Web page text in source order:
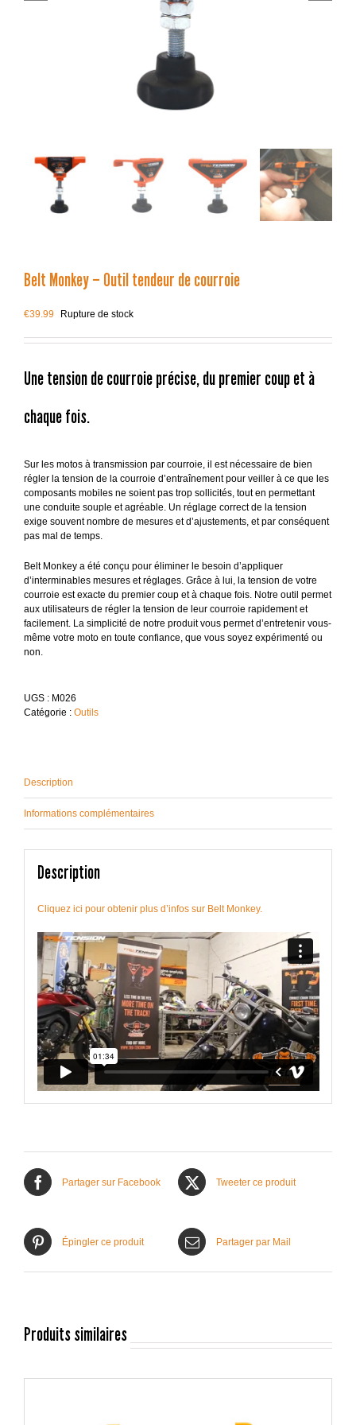
Belt Monkey – Outil tendeur de courroie
€39.99 Rupture de stock
Une tension de courroie précise, du premier coup et à
chaque fois.
Sur les motos à transmission par courroie, il est nécessaire de bien
régler la tension de la courroie d’entraînement pour veiller à ce que les
composants mobiles ne soient pas trop sollicités, tout en permettant
une conduite souple et agréable. Un réglage correct de la tension
exige souvent nombre de mesures et d’ajustements, et par conséquent
pas mal de temps.
Belt Monkey a été conçu pour éliminer le besoin d’appliquer
d’interminables mesures et réglages. Grâce à lui, la tension de votre
courroie est exacte du premier coup et à chaque fois. Notre outil permet
aux utilisateurs de régler la tension de leur courroie rapidement et
facilement. La simplicité de notre produit vous permet d’entretenir vous-
même votre moto en toute confiance, que vous soyez expérimenté ou
non.
UGS : M026
Catégorie : Outils
Description
Informations complémentaires
Description
Cliquez ici pour obtenir plus d’infos sur Belt Monkey.
Partager sur Facebook Tweeter ce produit
Épingler ce produit Partager par Mail
Produits similaires